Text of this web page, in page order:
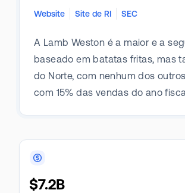
Website
Site de RI SEC
A Lamb Weston é a maior e a
baseado em batatas fritas, mas
do Norte, com nenhum dos
com 15% das vendas do ano
$7.2B